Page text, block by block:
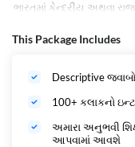
ભારતમાં કેન્દ્રીય અથવા
થયેલી અથવા યુનિવર્સિટી
This Package Includes
Descriptive
100+ કલાકનો
અમારા અનુભવી
આપવામાં આવશે